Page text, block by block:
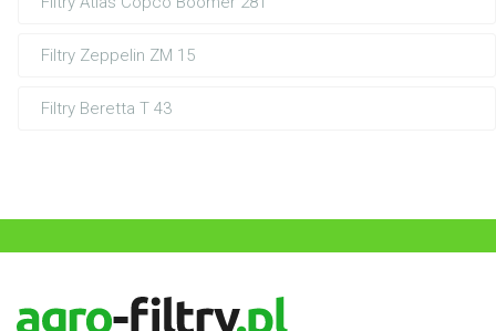
Filtry Zeppelin ZM 15
Filtry Beretta T 43